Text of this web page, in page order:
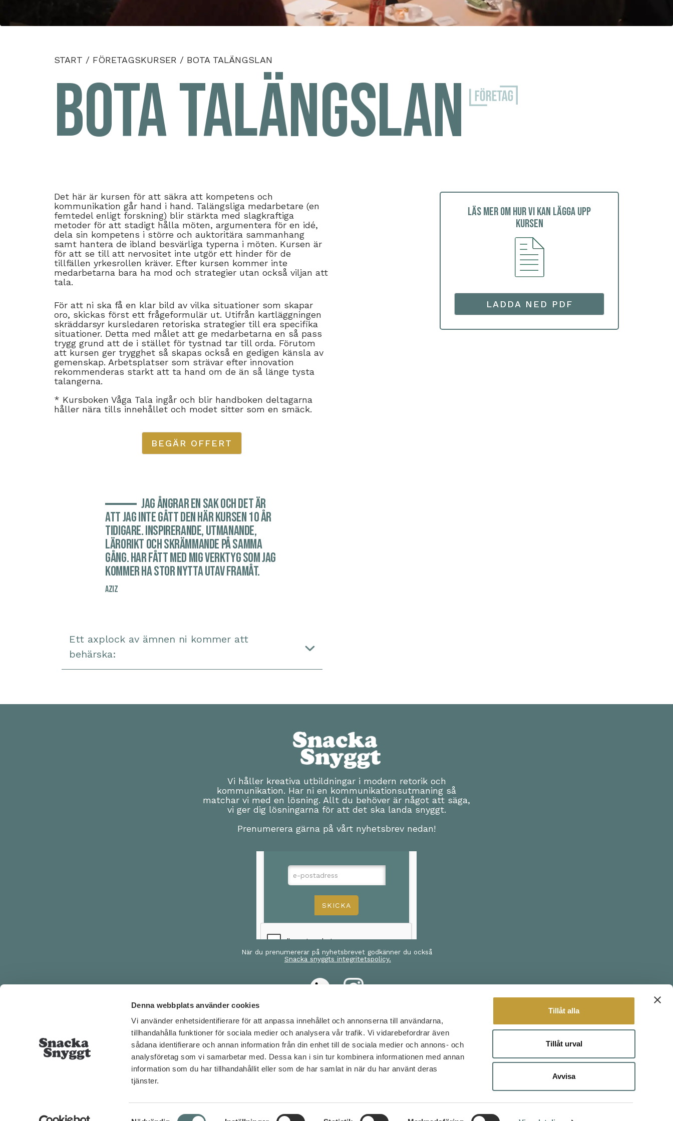
Denna webbplats använder cookies
Vi använder enhetsidentifierare för att anpassa innehållet och annonserna till användarna,
tillhandahålla funktioner för sociala medier och analysera vår trafik. Vi vidarebefordrar även
sådana identifierare och annan information från din enhet till de sociala medier och annons- och
analysföretag som vi samarbetar med. Dessa kan i sin tur kombinera informationen med annan
information som du har tillhandahållit eller som de har samlat in när du har använt deras
tjänster.
Samtyckesval
Tillåt alla
Tillåt urval
Avvisa
START / FÖRETAGSKURSER / BOTA TALÄNGSLAN
Bota Talängslan
Det här är kursen för att säkra att kompetens och
kommunikation går hand i hand. Talängsliga medarbetare (en
femtedel enligt forskning) blir stärkta med slagkraftiga
metoder för att stadigt hålla möten, argumentera för en idé,
dela sin kompetens i större och auktoritära sammanhang
samt hantera de ibland besvärliga typerna i möten. Kursen är
för att se till att nervositet inte utgör ett hinder för de
tillfällen yrkesrollen kräver. Efter kursen kommer inte
medarbetarna bara ha mod och strategier utan också viljan att
tala.
För att ni ska få en klar bild av vilka situationer som skapar
oro, skickas först ett frågeformulär ut. Utifrån kartläggningen
skräddarsyr kursledaren retoriska strategier till era specifika
situationer. Detta med målet att ge medarbetarna en så pass
trygg grund att de i stället för tystnad tar till orda. Förutom
att kursen ger trygghet så skapas också en gedigen känsla av
gemenskap. Arbetsplatser som strävar efter innovation
rekommenderas starkt att ta hand om de än så länge tysta
talangerna.
* Kursboken Våga Tala ingår och blir handboken deltagarna
håller nära tills innehållet och modet sitter som en smäck.
BEGÄR OFFERT
Läs mer om hur vi kan lägga upp
kursen
LADDA NED PDF
Jag ångrar en sak och det är
att jag inte gått den här kursen 10 år
tidigare. Inspirerande, utmanande,
lärorikt och skrämmande på samma
gång. Har fått med mig verktyg som jag
kommer ha stor nytta utav framåt.
AZIZ
Ett axplock av ämnen ni kommer att
behärska:
Vi håller kreativa utbildningar i modern retorik och
kommunikation. Har ni en kommunikationsutmaning så
matchar vi med en lösning. Allt du behöver är något att säga,
vi ger dig lösningarna för att det ska landa snyggt.
Prenumerera gärna på vårt nyhetsbrev nedan!
När du prenumererar på nyhetsbrevet godkänner du också
Snacka snyggts integritetspolicy.
KONTAKTA OSS OM:
Skräddarsydda kurser
Öppna kurser
BESÖK OSS
Stockholm
Tegnérlunden 3, 2 TR